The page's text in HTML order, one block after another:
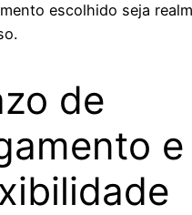
escolhido seja
de
e